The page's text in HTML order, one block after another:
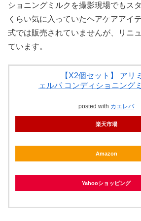
ショニングミルクを撮影現場でもス
くらい気に入っていたヘアケアアイ
式では販売されていませんが、リニ
ています。
【X2個セット】 アリ
ェルパ コンディショニング
posted with カエレバ
楽天市場
Amazon
Yahooショッピング